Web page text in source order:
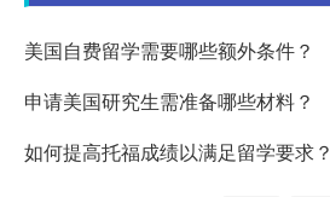
美国自费留学需要哪些额外条件？
申请美国研究生需准备哪些材料？
如何提高托福成绩以满足留学要求？